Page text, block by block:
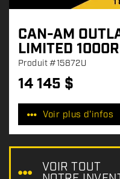
CAN-AM
LIMITED
Produit#15872U
P
r
x
14 145 $
Voir plus d'infos
VOIR TOUT